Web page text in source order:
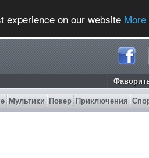
experience on our website
Мультики Покер Приключения